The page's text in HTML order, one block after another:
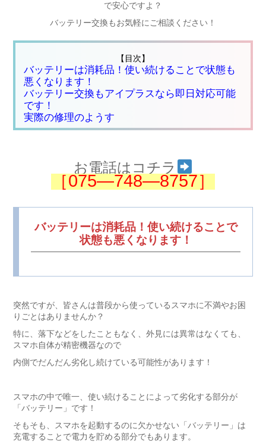
で安心ですよ？
バッテリー交換もお気軽にご相談ください！
【目次】
バッテリーは消耗品！使い続けることで状態も
悪くなります！
バッテリー交換もアイプラスなら即日対応可能
です！
実際の修理のようす
お電話はコチラ
［075―748―8757］
バッテリーは消耗品！使い続けることで
状態も悪くなります！
突然ですが、皆さんは普段から使っているスマホに不満やお困
りごとはありませんか？
特に、落下などをしたこともなく、外見には異常はなくても、
スマホ自体が精密機器なので
内側でだんだん劣化し続けている可能性があります！
スマホの中で唯一、使い続けることによって劣化する部分が
「バッテリー」です！
そもそも、スマホを起動するのに欠かせない「バッテリー」は
充電することで電力を貯める部分でもあります。